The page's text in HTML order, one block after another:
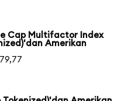
Cap Multifactor Index
Amerikan